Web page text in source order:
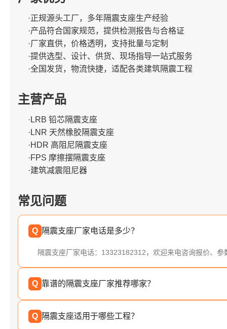
·正规源头工厂，多年隔震支座生产经验
·产品符合国家规范，提供检测报告与合格证
·厂家直供，价格透明，支持批量与定制
·提供选型、设计、供货、现场指导一站式服务
·全国发货，物流快捷，适配各类建筑隔震工程
主营产品
·LRB 铅芯隔震支座
·LNR 天然橡胶隔震支座
·HDR 高阻尼隔震支座
·FPS 摩擦摆隔震支座
·建筑减震阻尼器
常见问题
Q 隔震支座厂家电话是多少？
隔震支座厂家电话：13323182312，欢迎来电咨询报价、参
Q 靠谱的隔震支座厂家推荐哪家？
Q 隔震支座适用于哪些工程？